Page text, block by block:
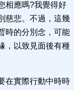
相應嗎?我覺得好
慈悲。不過，這幾
時的分別念，可能
，以致見面後有種
在實際行動中時時